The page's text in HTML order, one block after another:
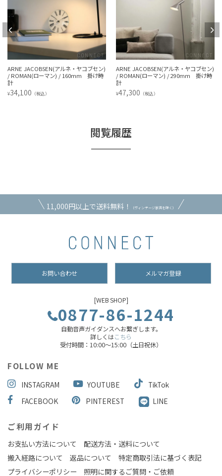
ARNE JACOBSEN(アルネ・ヤコブセン)
/ ROMAN(ローマン) / 160mm 掛け時
計
¥34,100 （税込）
ARNE JACOBSEN(アルネ・ヤコブセン)
/ ROMAN(ローマン) / 290mm 掛け時
計
¥47,300 （税込）
閲覧履歴
11,000円以上で送料無料！ （ヴィンテージ家具を除く）
お問い合わせ メルマガ登録
[WEB SHOP]
0877-86-1244
自動音声ガイダンスへお繋ぎします。
詳しくはこちら
受付時間：10:00～15:00（土日祝休）
FOLLOW ME
INSTAGRAM YOUTUBE
TikTok
FACEBOOK
PINTEREST LINE
ご利用ガイド
お支払い方法について
配送方法・送料について
搬入経路について
返品について
特定商取引法に基づく表記
プライバシーポリシー
照明に関するご質問・ご依頼